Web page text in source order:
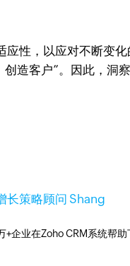
性，以应对不断变
造客户”。因此，洞
长策略顾问 Shang
企业在Zoho CRM系统帮